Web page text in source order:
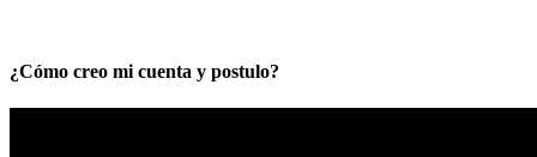
¿Cómo creo mi cuenta y postulo?